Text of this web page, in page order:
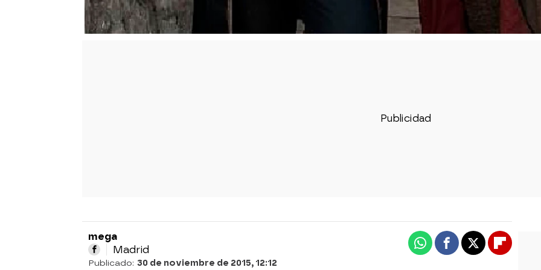
mega
Madrid
Publicado: 30 de noviembre de 2015, 12:12
WhatsappFacebook
X